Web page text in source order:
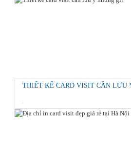
THIẾT KẾ CARD VISIT CẦN LƯU